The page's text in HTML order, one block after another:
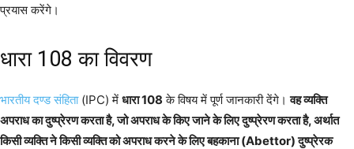
प्रयास करेंगे।
धारा 108 का विवरण
भारतीय दण्ड संहिता(IPC) में धारा 108 के विषय में पूर्ण जानकारी देंगे।वह व्यक्ति
अपराध का दुष्प्रेरण करता है, जो अपराध के किए जाने के लिए दुष्प्रेरण करता है, अर्थात
किसी व्यक्ति ने किसी व्यक्ति को अपराध करने के लिए बहकाना (Abettor) दुष्प्रेरक